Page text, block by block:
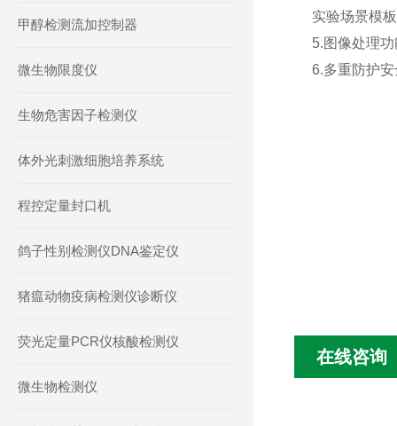
实验场景模
5.图像处理
6.多重防护
在线咨询
甲醇检测流加控制器
微生物限度仪
生物危害因子检测仪
体外光刺激细胞培养系统
程控定量封口机
鸽子性别检测仪DNA鉴定仪
猪瘟动物疫病检测仪诊断仪
荧光定量PCR仪核酸检测仪
微生物检测仪